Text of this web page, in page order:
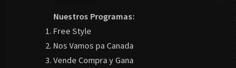
Nuestros Programas:
Free Style
Nos Vamos pa Canada
Vende Compra y Gana